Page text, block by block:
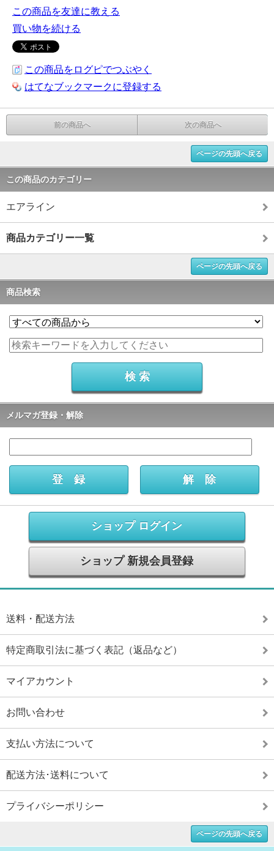
この商品を友達に教える
買い物を続ける
この商品をログピでつぶやく
はてなブックマークに登録する
前の商品へ 次の商品へ
ページの先頭へ戻る
この商品のカテゴリー
エアライン
商品カテゴリー一覧
ページの先頭へ戻る
商品検索
メルマガ登録・解除
ショップ ログイン
ショップ 新規会員登録
送料・配送方法
特定商取引法に基づく表記（返品など）
マイアカウント
お問い合わせ
支払い方法について
配送方法･送料について
プライバシーポリシー
ページの先頭へ戻る